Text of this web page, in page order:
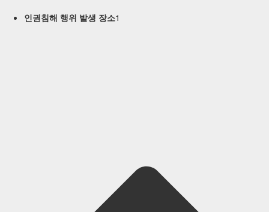
인권침해 행위 발생 장소1